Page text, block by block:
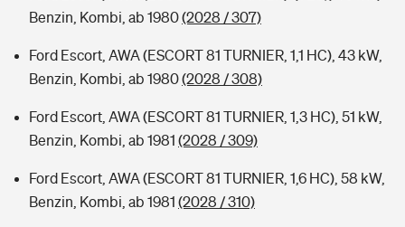
Benzin, Kombi, ab 1980(2028 / 307)
Ford Escort, AWA (ESCORT 81 TURNIER, 1,1 HC), 43 kW,
Benzin, Kombi, ab 1980(2028 / 308)
Ford Escort, AWA (ESCORT 81 TURNIER, 1,3 HC), 51 kW,
Benzin, Kombi, ab 1981 (2028 / 309)
Ford Escort, AWA (ESCORT 81 TURNIER, 1,6 HC), 58 kW,
Benzin, Kombi, ab 1981 (2028 / 310)